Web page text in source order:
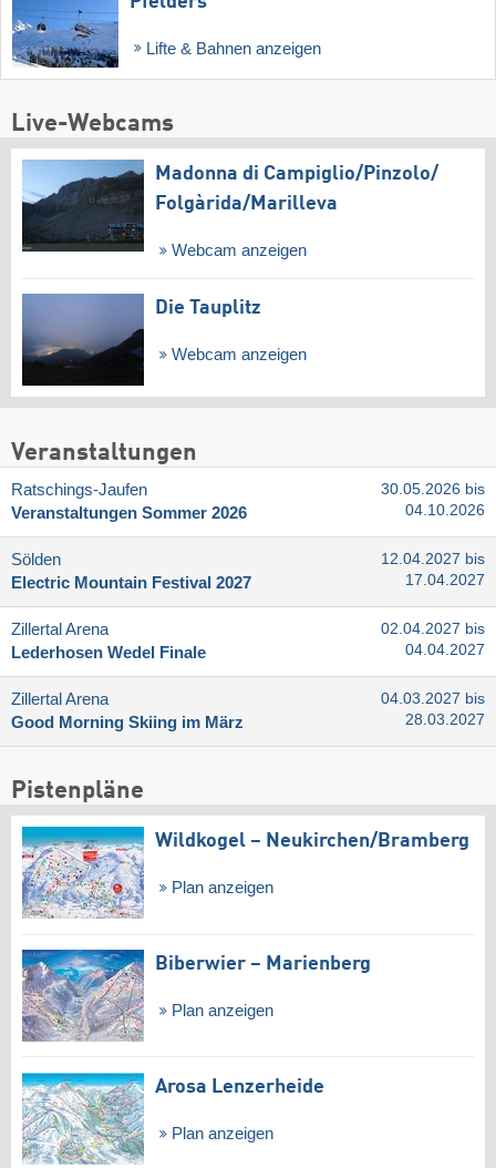
Lifte & Bahnen anzeigen
Live-Webcams
Madonna di Campiglio/​Pinzolo/​
Folgàrida/​Marilleva
Webcam anzeigen
Die Tauplitz
Webcam anzeigen
Veranstaltungen
Ratschings-Jaufen
Veranstaltungen Sommer 2026
30.05.2026 bis
04.10.2026
Sölden
Electric Mountain Festival 2027
12.04.2027 bis
17.04.2027
Zillertal Arena
Lederhosen Wedel Finale
02.04.2027 bis
04.04.2027
Zillertal Arena
Good Morning Skiing im März
04.03.2027 bis
28.03.2027
Pistenpläne
Wildkogel – Neukirchen/​Bramberg
Plan anzeigen
Biberwier – Marienberg
Plan anzeigen
Arosa Lenzerheide
Plan anzeigen